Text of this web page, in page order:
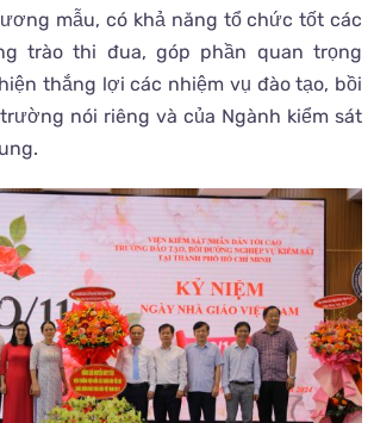
mẫu, có khả năng tổ chức tốt các
trào thi đua, góp phần quan trọng
thắng lợi các nhiệm vụ đào tạo, bồi
nói riêng và của Ngành kiểm sát